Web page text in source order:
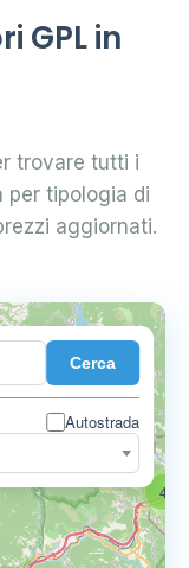
GPL in
trovare tutti i
per tipologia di
aggiornati.
Cerca
Autostrada
4